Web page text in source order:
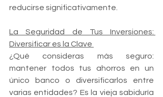
reducirse significativamente.
La Seguridad de Tus Inversiones:
Diversificar es la Clave
¿Qué consideras más seguro:
mantener todos tus ahorros en un
único banco o diversificarlos entre
varias entidades? Es la vieja sabiduría